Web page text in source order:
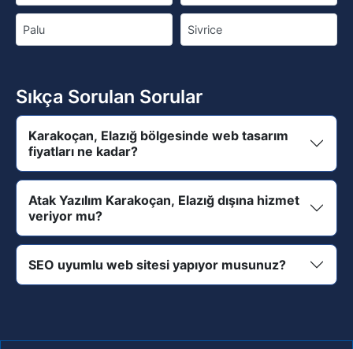
Palu Sivrice
Sıkça Sorulan Sorular
Karakoçan, Elazığ bölgesinde web tasarım
fiyatları ne kadar?
Atak Yazılım Karakoçan, Elazığ dışına hizmet
veriyor mu?
SEO uyumlu web sitesi yapıyor musunuz?